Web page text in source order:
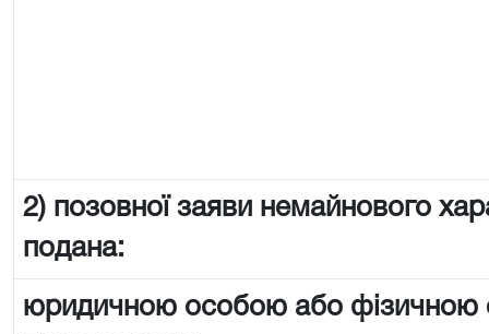
2) позовної заяви немайнового
подана:
юридичною особою або